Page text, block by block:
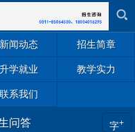
新闻动态 招生简章
升学就业 教学实力
联系我们
问答 字+